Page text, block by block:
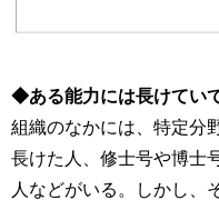
◆ある能力には長けて
組織のなかには、特定分
長けた人、修士号や博士
人などがいる。しかし、